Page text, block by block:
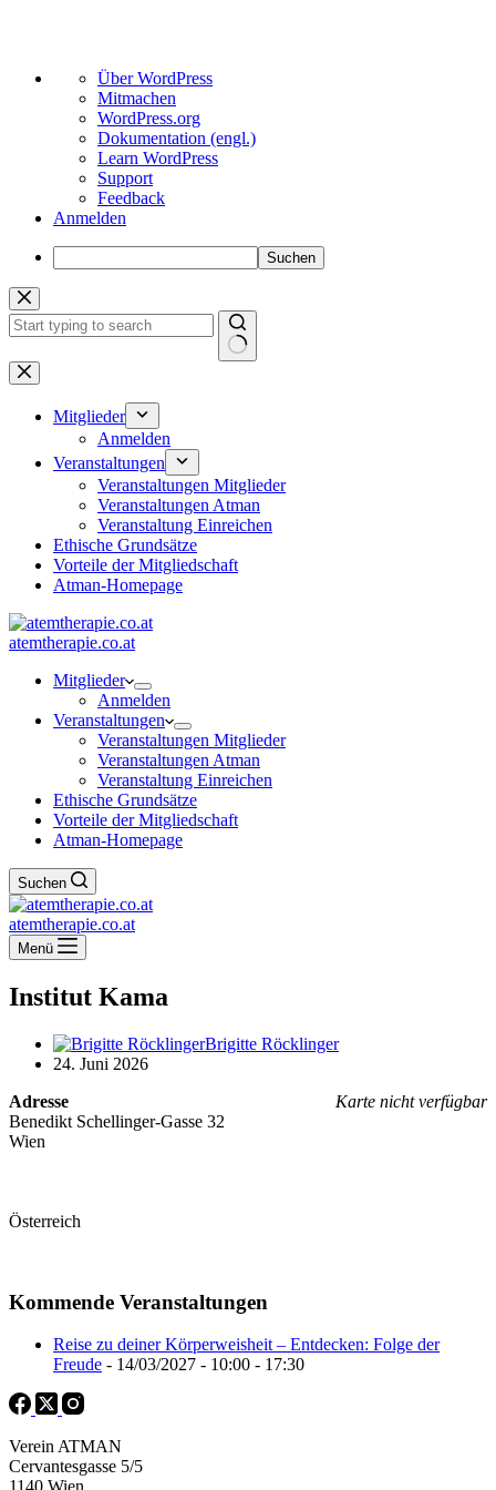
Über
WordPress
Über WordPress
Mitmachen
WordPress.org
Dokumentation (engl.)
Learn WordPress
Support
Feedback
Anmelden
Suchen
Zum
Inhalt
springen
Keine
Ergebnisse
Mitglieder
Anmelden
Veranstaltungen
Veranstaltungen Mitglieder
Veranstaltungen Atman
Veranstaltung Einreichen
Ethische Grundsätze
Vorteile der Mitgliedschaft
Atman-Homepage
atemtherapie.co.at
Mitglieder
Anmelden
Veranstaltungen
Veranstaltungen Mitglieder
Veranstaltungen Atman
Veranstaltung Einreichen
Ethische Grundsätze
Vorteile der Mitgliedschaft
Atman-Homepage
Suchen
atemtherapie.co.at
Menü
Institut Kama
Brigitte Röcklinger
24. Juni 2026
Karte nicht verfügbar
Adresse
Benedikt Schellinger-Gasse 32
Wien
Österreich
Kommende Veranstaltungen
Reise zu deiner Körperweisheit – Entdecken: Folge der
Freude - 14/03/2027 - 10:00 - 17:30
Verein ATMAN
Cervantesgasse 5/5